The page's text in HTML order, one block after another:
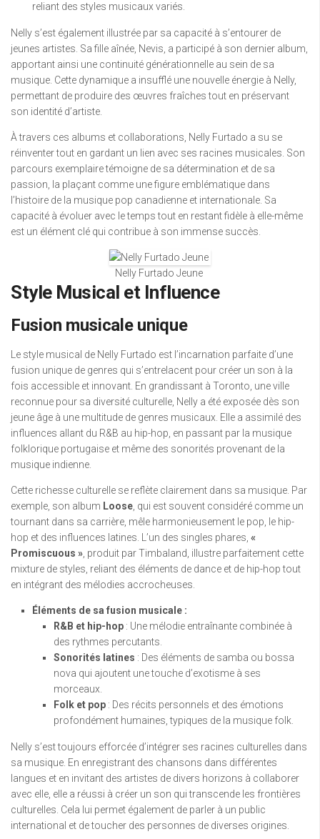
reliant des styles musicaux variés.
Nelly s’est également illustrée par sa capacité à s’entourer de
jeunes artistes. Sa fille aînée, Nevis, a participé à son dernier album,
apportant ainsi une continuité générationnelle au sein de sa
musique. Cette dynamique a insufflé une nouvelle énergie à Nelly,
permettant de produire des œuvres fraîches tout en préservant
son identité d’artiste.
À travers ces albums et collaborations, Nelly Furtado a su se
réinventer tout en gardant un lien avec ses racines musicales. Son
parcours exemplaire témoigne de sa détermination et de sa
passion, la plaçant comme une figure emblématique dans
l’histoire de la musique pop canadienne et internationale. Sa
capacité à évoluer avec le temps tout en restant fidèle à elle-même
est un élément clé qui contribue à son immense succès.
Nelly Furtado Jeune
Style Musical et Influence
Fusion musicale unique
Le style musical de Nelly Furtado est l’incarnation parfaite d’une
fusion unique de genres qui s’entrelacent pour créer un son à la
fois accessible et innovant. En grandissant à Toronto, une ville
reconnue pour sa diversité culturelle, Nelly a été exposée dès son
jeune âge à une multitude de genres musicaux. Elle a assimilé des
influences allant du R&B au hip-hop, en passant par la musique
folklorique portugaise et même des sonorités provenant de la
musique indienne.
Cette richesse culturelle se reflète clairement dans sa musique. Par
exemple, son album Loose , qui est souvent considéré comme un
tournant dans sa carrière, mêle harmonieusement le pop, le hip-
hop et des influences latines. L’un des singles phares, «
Promiscuous » , produit par Timbaland, illustre parfaitement cette
mixture de styles, reliant des éléments de dance et de hip-hop tout
en intégrant des mélodies accrocheuses.
Éléments de sa fusion musicale :
R&B et hip-hop : Une mélodie entraînante combinée à
des rythmes percutants.
Sonorités latines : Des éléments de samba ou bossa
nova qui ajoutent une touche d’exotisme à ses
morceaux.
Folk et pop : Des récits personnels et des émotions
profondément humaines, typiques de la musique folk.
Nelly s’est toujours efforcée d’intégrer ses racines culturelles dans
sa musique. En enregistrant des chansons dans différentes
langues et en invitant des artistes de divers horizons à collaborer
avec elle, elle a réussi à créer un son qui transcende les frontières
culturelles. Cela lui permet également de parler à un public
international et de toucher des personnes de diverses origines.